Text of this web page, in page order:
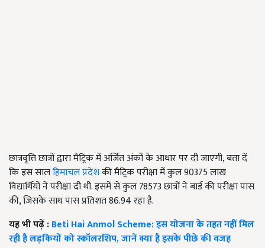
छात्रवृत्ति छात्रों द्वारा मैट्रिक में अर्जित अंकों के आधार पर दी जाएगी, बता दें
कि इस सालहिमाचल प्रदेशकी मैट्रिक परीक्षा में कुल 90375 लाख
विद्यार्थियों ने परीक्षा दी थी. इसमें से कुल 78573 छात्रों ने बार्ड की परीक्षा पास
की, जिसके साथ पास प्रतिशत 86.94 रहा है.
यह भी पढ़ें :Beti Hai Anmol Scheme: इस योजना के तहत नहीं मिल
रही है लड़कियों को स्कॉलरशिप, जानें क्या है इसके पीछे की वजह